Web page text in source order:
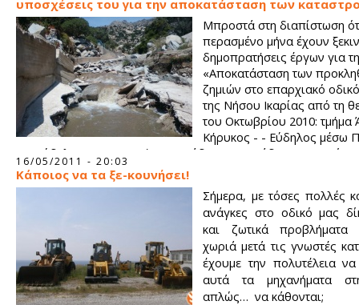
υποσχέσεις του για την αποκατάσταση των
Μπροστά στη διαπίστωση
περασμένο μήνα έχουν
δημοπρατήσεις έργων για
«Αποκατάσταση των
ζημιών στο επαρχιακό
της Νήσου Ικαρίας από τη
του Οκτωβρίου 2010: τμήμα
Κήρυκος - - Εύδηλος μέσω
και Εύδηλος - Αρμενιστής, Βρακάδες - Κουνιάδοι,
Καρκινάγρι» και ενθυμούμενοι τις υποσχέσεις σας τον
Ιανουάριο στα γραφεία του Συλλόγου μας, σας καταθέτουμε
16/05/2011 - 20:03
Κάποιος να τα ξε-κουνήσει!
Σήμερα, με τόσες πολλές
ανάγκες στο οδικό μας
και ζωτικά
χωριά μετά τις γνωστές
έχουμε την πολυτέλεια
αυτά τα μηχανήματα
απλώς… να κάθονται;